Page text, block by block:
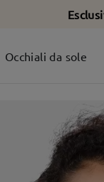
Occhiali da sole